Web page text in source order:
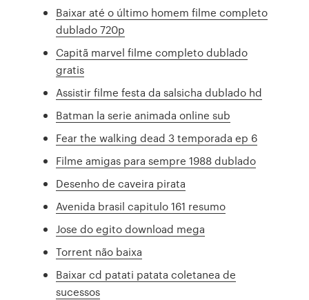
Baixar até o último homem filme completo
dublado 720p
Capitã marvel filme completo dublado
gratis
Assistir filme festa da salsicha dublado hd
Batman la serie animada online sub
Fear the walking dead 3 temporada ep 6
Filme amigas para sempre 1988 dublado
Desenho de caveira pirata
Avenida brasil capitulo 161 resumo
Jose do egito download mega
Torrent não baixa
Baixar cd patati patata coletanea de
sucessos